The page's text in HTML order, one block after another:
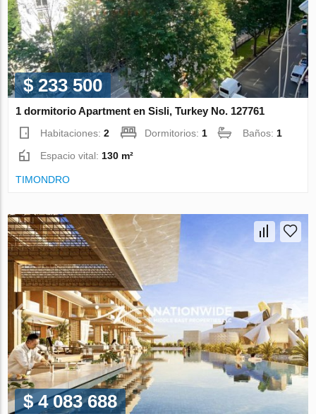
$ 233 500
1 dormitorio Apartment en Sisli, Turkey No. 127761
Habitaciones:2 Dormitorios: 1 Baños: 1
Espacio vital: 130 m²
TIMONDRO
$ 4 083 688